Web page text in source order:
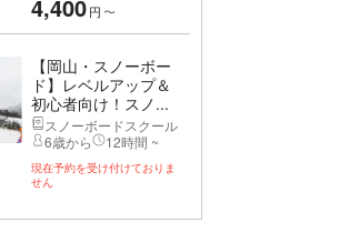
4,400円 〜
【岡山・スノーボー
ド】レベルアップ＆
初心者向け！スノ...
スノーボードスクール
6歳から
12時間 ~
現在予約を受け付けておりま
せん